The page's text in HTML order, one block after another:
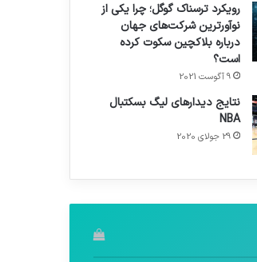
رویکرد ترسناک گوگل؛ چرا یکی از
نوآورترین شرکت‌های جهان
درباره بلاکچین سکوت کرده
است؟
9 آگوست 2021
نتایج دیدار‌های لیگ بسکتبال
NBA
29 جولای 2020